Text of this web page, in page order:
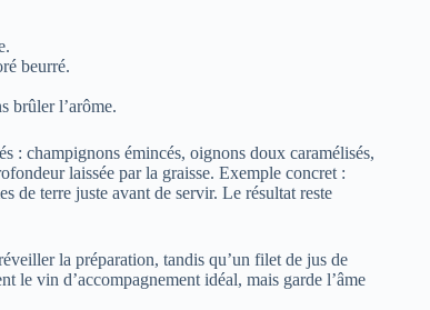
beurré.
brûler l’arôme.
: champignons émincés, oignons doux caramélisés,
laissée par la graisse. Exemple concret :
de terre juste avant de servir. Le résultat reste
la préparation, tandis qu’un filet de jus de
le vin d’accompagnement idéal, mais garde l’âme